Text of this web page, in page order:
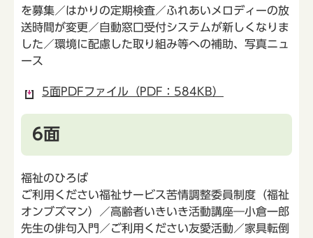
を募集／はかりの定期検査／ふれあいメロディーの放
送時間が変更／自動窓口受付システムが新しくなりま
した／環境に配慮した取り組み等への補助、写真ニュ
ース
5面PDFファイル（PDF：584KB）
6面
福祉のひろば
ご利用ください福祉サービス苦情調整委員制度（福祉
オンブズマン）／高齢者いきいき活動講座―小倉一郎
先生の俳句入門／ご利用ください友愛活動／家具転倒